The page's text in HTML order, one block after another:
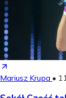
Mariusz Krupa •